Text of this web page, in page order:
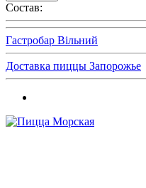
Состав:
Гастробар Вільний
Доставка пиццы Запорожье